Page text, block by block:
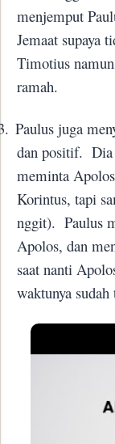
menjemput
Jemaat supaya
Timotius
ramah.
Paulus juga
dan positif. Dia
meminta
Korintus, tapi
nggit). Paulus
Apolos, dan
saat nanti
waktunya sudah